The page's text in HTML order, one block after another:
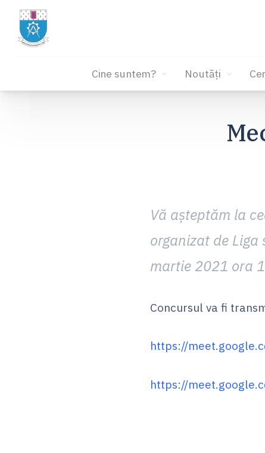
Cine suntem? Noutăți
Vă așteptăm la
organizat de
martie 2021 ora
Concursul va fi
https://
https://